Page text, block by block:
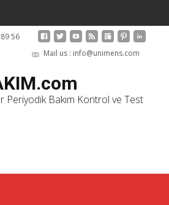
56
Mail us : info@unimens.com
Periyodik Bakım Kontrol ve Test